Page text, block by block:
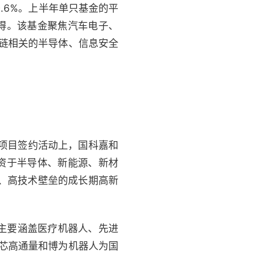
。上半年单只基金的平
该基金聚焦汽车电子、
相关的半导体、信息安全
目签约活动上，国科嘉和
于半导体、新能源、新材
高技术壁垒的成长期高新
要涵盖医疗机器人、先进
高通量和博为机器人为国